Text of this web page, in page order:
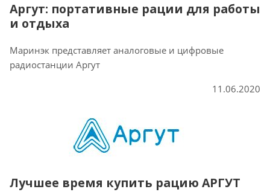
Аргут: портативные рации для работы
и отдыха
Маринэк представляет аналоговые и цифровые
радиостанции Аргут
11.06.2020
Лучшее время купить рацию АРГУТ